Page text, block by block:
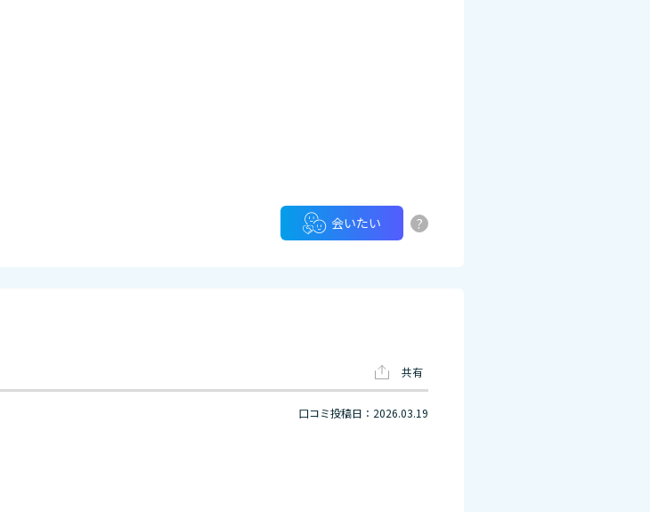
会いたい ?
共有
口コミ投稿日：2026.03.19